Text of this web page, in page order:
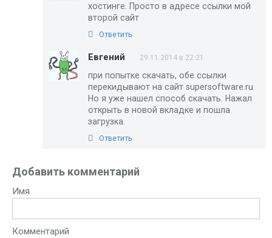
хостинге. Просто в адресе ссылки мой
второй сайт
Ответить
Евгений 29.11.2014 в 22:21
при попытке скачать, обе ссылки
перекидывают на сайт supersoftware.ru.
Но я уже нашел способ скачать. Нажал
открыть в новой вкладке и пошла
загрузка.
Ответить
Добавить комментарий
Имя
Комментарий